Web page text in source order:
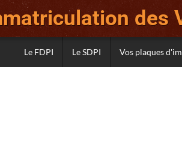
des
Le FDPI Le SDPI Vos plaques